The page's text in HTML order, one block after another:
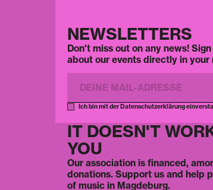
NEWSLETTERS
Don't miss out on any news!
about our events directly in your
Ich bin mit der Datenschutzerklärung
IT DOESN'T
YOU
Our association is financed,
donations. Support us and help
of music in Magdeburg.